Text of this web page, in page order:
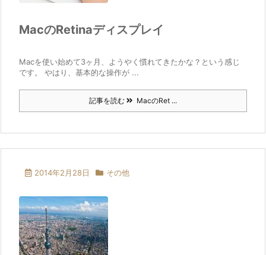
MacのRetinaディスプレイ
Macを使い始めて3ヶ月、ようやく慣れてきたかな？という感じ
です。 やはり、基本的な操作が ...
記事を読む MacのRet ...
2014年2月28日 その他